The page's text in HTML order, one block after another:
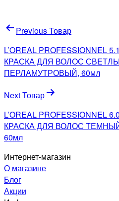
Навигация
по
записям
Previous Товар
L’OREAL PROFESSIONNEL
КРАСКА ДЛЯ ВОЛОС
ПЕРЛАМУТРОВЫЙ, 60мл
Next Товар
L’OREAL PROFESSIONNEL
КРАСКА ДЛЯ ВОЛОС
60мл
Интернет-магазин
О магазине
Блог
Акции